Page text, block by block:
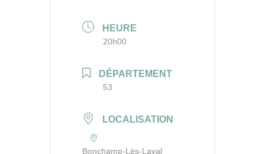
HEURE
20h00
DÉPARTEMENT
53
LOCALISATION
Bonchamp-Lès-Laval